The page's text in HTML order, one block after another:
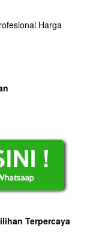
Terpercaya